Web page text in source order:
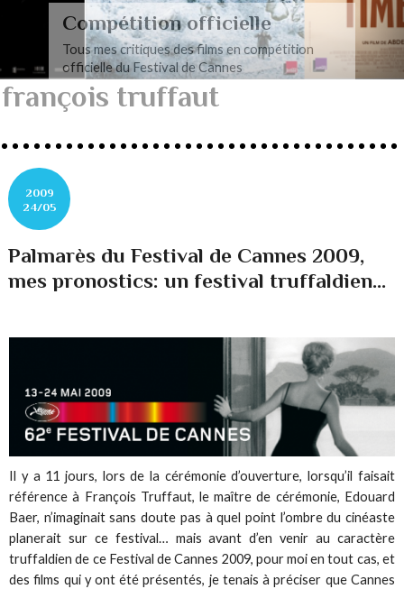
Compétition officielle
Tous mes critiques des films en compétition
officielle du Festival de Cannes
françois truffaut
2009
24/05
Palmarès du Festival de Cannes 2009,
mes pronostics: un festival truffaldien...
Il y a 11 jours, lors de la cérémonie d’ouverture, lorsqu’il faisait
référence à François Truffaut, le maître de cérémonie, Edouard
Baer, n’imaginait sans doute pas à quel point l’ombre du cinéaste
planerait sur ce festival… mais avant d’en venir au caractère
truffaldien de ce Festival de Cannes 2009, pour moi en tout cas, et
des films qui y ont été présentés, je tenais à préciser que Cannes